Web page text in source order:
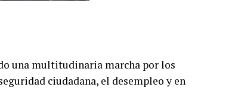
una multitudinaria marcha por los
ciudadana, el desempleo y en